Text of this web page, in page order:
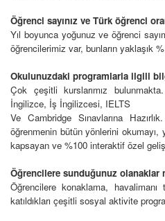
Öğrenci sayınız ve Türk öğrenci
Yıl boyunca yoğunuz ve öğrenci
öğrencilerimiz var, bunların yaklaşık
Okulunuzdaki programlarla ilgili
Çok çeşitli kurslarımız
İngilizce, İş İngilizcesi, IELTS
Ve Cambridge Sınavlarına
öğrenmenin bütün yönlerini okumayı,
kapsayan ve %100 interaktif özel
Öğrencilere sunduğunuz olanaklar
Öğrencilere konaklama,
katıldıkları çeşitli sosyal aktivite